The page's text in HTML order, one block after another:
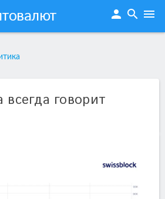
person search menu
всегда говорит